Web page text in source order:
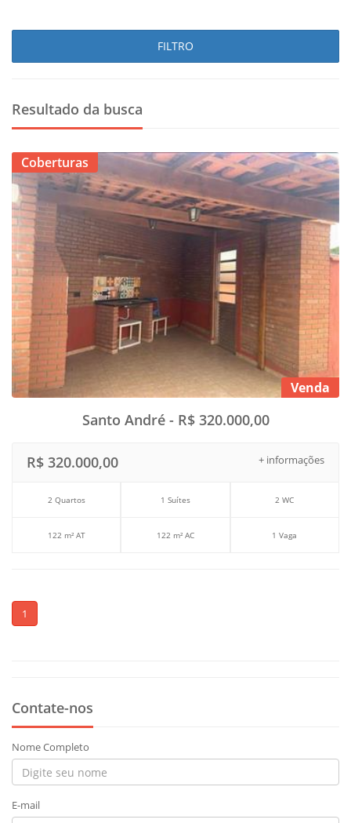
FILTRO
Resultado da busca
Coberturas
Venda
Santo André - R$ 320.000,00
+ informações
R$ 320.000,00
2 Quartos 1 Suítes 2 WC
122 m² AT 122 m² AC 1 Vaga
1
Contate-nos
Nome Completo
E-mail